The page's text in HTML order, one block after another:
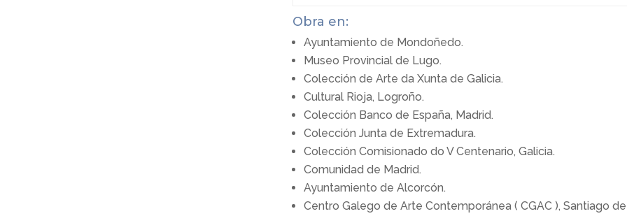
Obra en:
Ayuntamiento de Mondoñedo.
Museo Provincial de Lugo.
Colección de Arte da Xunta de Galicia.
Cultural Rioja, Logroño.
Colección Banco de España, Madrid.
Colección Junta de Extremadura.
Colección Comisionado do V Centenario, Galicia.
Comunidad de Madrid.
Ayuntamiento de Alcorcón.
Centro Galego de Arte Contemporánea ( CGAC ), Santiago